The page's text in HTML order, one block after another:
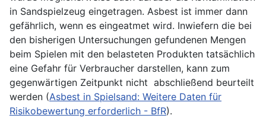
in Sandspielzeug eingetragen. Asbest ist immer dann
gefährlich, wenn es eingeatmet wird. Inwiefern die bei
den bisherigen Untersuchungen gefundenen Mengen
beim Spielen mit den belasteten Produkten tatsächlich
eine Gefahr für Verbraucher darstellen, kann zum
gegenwärtigen Zeitpunkt nicht abschließend beurteilt
werden (Asbest in Spielsand: Weitere Daten für
Risikobewertung erforderlich - BfR).